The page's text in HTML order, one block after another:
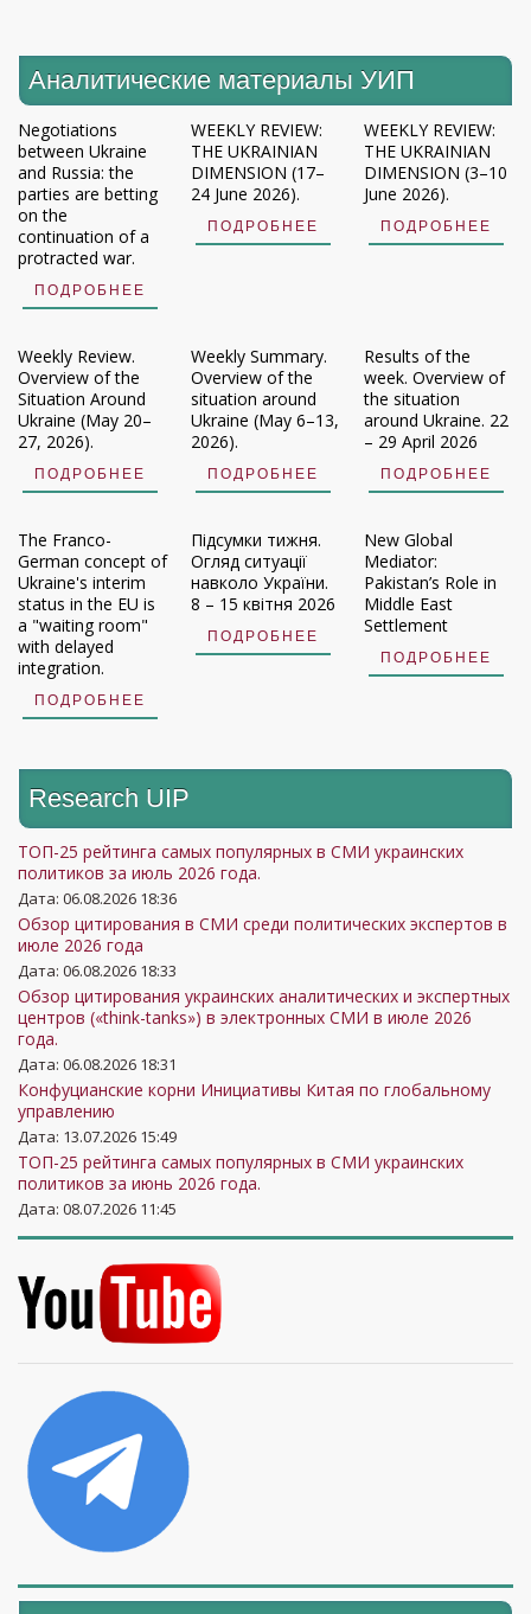
Аналитические материалы УИП
Negotiations
between Ukraine
and Russia: the
parties are betting
on the
continuation of a
protracted war.
ПОДРОБНЕЕ
WEEKLY REVIEW:
THE UKRAINIAN
DIMENSION (17–
24 June 2026).
ПОДРОБНЕЕ
WEEKLY REVIEW:
THE UKRAINIAN
DIMENSION (3–10
June 2026).
ПОДРОБНЕЕ
Weekly Review.
Overview of the
Situation Around
Ukraine (May 20–
27, 2026).
ПОДРОБНЕЕ
Weekly Summary.
Overview of the
situation around
Ukraine (May 6–13,
2026).
ПОДРОБНЕЕ
Results of the
week. Overview of
the situation
around Ukraine. 22
– 29 April 2026
ПОДРОБНЕЕ
The Franco-
German concept of
Ukraine's interim
status in the EU is
a "waiting room"
with delayed
integration.
ПОДРОБНЕЕ
Підсумки тижня.
Огляд ситуації
навколо України.
8 – 15 квітня 2026
ПОДРОБНЕЕ
New Global
Mediator:
Pakistan’s Role in
Middle East
Settlement
ПОДРОБНЕЕ
Research UIP
ТОП-25 рейтинга самых популярных в СМИ украинских
политиков за июль 2026 года.
Дата: 06.08.2026 18:36
Обзор цитирования в СМИ среди политических экспертов в
июле 2026 года
Дата: 06.08.2026 18:33
Обзор цитирования украинских аналитических и экспертных
центров («think-tanks») в электронных СМИ в июле 2026
года.
Дата: 06.08.2026 18:31
Конфуцианские корни Инициативы Китая по глобальному
управлению
Дата: 13.07.2026 15:49
ТОП-25 рейтинга самых популярных в СМИ украинских
политиков за июнь 2026 года.
Дата: 08.07.2026 11:45